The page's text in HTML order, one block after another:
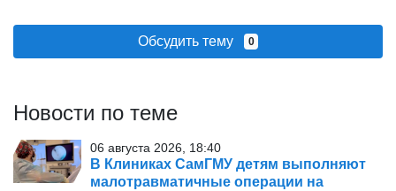
Обсудить тему 0
Новости по теме
06 августа 2026, 18:40
В Клиниках СамГМУ детям выполняют
малотравматичные операции на